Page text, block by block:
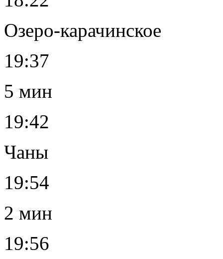
Озеро-карачинское
19:37
5 мин
19:42
Чаны
19:54
2 мин
19:56